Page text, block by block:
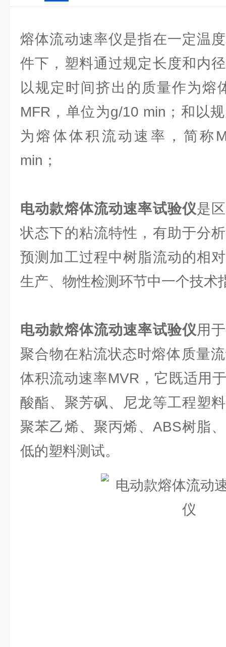
熔体流动速率仪是指在一定温
件下，塑料通过规定长度和内
以规定时间挤出的质量作为熔
MFR，单位为g/10 min；和以
为熔体体积流动速率，简称
min；
电动款熔体流动速率试验仪是
状态下的粘流特性，有助于分
预测加工过程中树脂流动的相
生产、物性检测环节中一个技术
电动款熔体流动速率试验仪用
聚合物在粘流状态时熔体质量
体积流动速率MVR，它既适用
酸酯、聚芳砜、尼龙等工程塑
聚苯乙烯、聚丙烯、ABS树脂
低的塑料测试。